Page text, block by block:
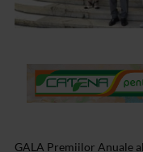
GALA Premiilor Anuale